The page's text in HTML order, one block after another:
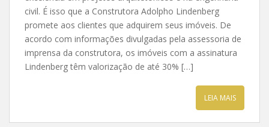
civil. É isso que a Construtora Adolpho Lindenberg
promete aos clientes que adquirem seus imóveis. De
acordo com informações divulgadas pela assessoria de
imprensa da construtora, os imóveis com a assinatura
Lindenberg têm valorização de até 30% […]
LEIA MAIS